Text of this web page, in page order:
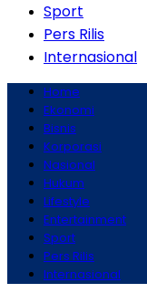
Sport
Pers Rilis
Internasional
Home
Ekonomi
Bisnis
Korporasi
Nasional
Hukum
Lifestyle
Entertainment
Sport
Pers Rilis
Internasional